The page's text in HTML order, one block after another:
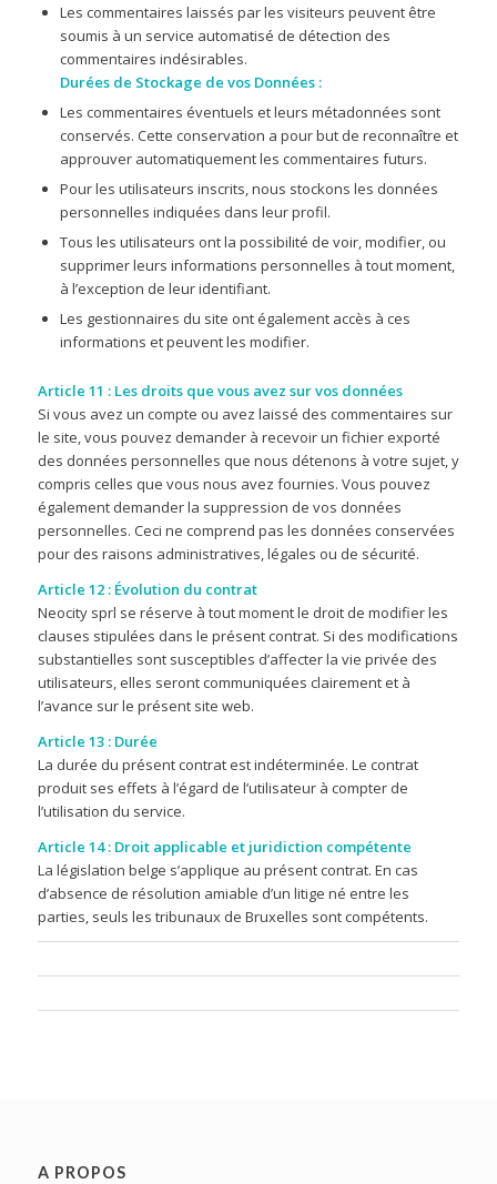
Les commentaires laissés par les visiteurs peuvent être
soumis à un service automatisé de détection des
commentaires indésirables.
Durées de Stockage de vos Données :
Les commentaires éventuels et leurs métadonnées sont
conservés. Cette conservation a pour but de reconnaître et
approuver automatiquement les commentaires futurs.
Pour les utilisateurs inscrits, nous stockons les données
personnelles indiquées dans leur profil.
Tous les utilisateurs ont la possibilité de voir, modifier, ou
supprimer leurs informations personnelles à tout moment,
à l’exception de leur identifiant.
Les gestionnaires du site ont également accès à ces
informations et peuvent les modifier.
Article 11 : Les droits que vous avez sur vos données
Si vous avez un compte ou avez laissé des commentaires sur
le site, vous pouvez demander à recevoir un fichier exporté
des données personnelles que nous détenons à votre sujet, y
compris celles que vous nous avez fournies. Vous pouvez
également demander la suppression de vos données
personnelles. Ceci ne comprend pas les données conservées
pour des raisons administratives, légales ou de sécurité.
Article 12 : Évolution du contrat
Neocity sprl se réserve à tout moment le droit de modifier les
clauses stipulées dans le présent contrat. Si des modifications
substantielles sont susceptibles d’affecter la vie privée des
utilisateurs, elles seront communiquées clairement et à
l’avance sur le présent site web.
Article 13 : Durée
La durée du présent contrat est indéterminée. Le contrat
produit ses effets à l’égard de l’utilisateur à compter de
l’utilisation du service.
Article 14 : Droit applicable et juridiction compétente
La législation belge s’applique au présent contrat. En cas
d’absence de résolution amiable d’un litige né entre les
parties, seuls les tribunaux de Bruxelles sont compétents.
A PROPOS